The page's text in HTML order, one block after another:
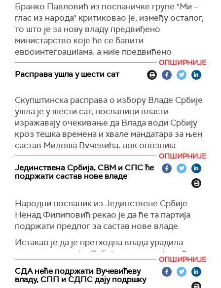
Бранко Павловић из посланичке групе "Ми –
глас из народа" критиковао је, између осталог,
то што је за нову владу предвиђено
министарство које ће се бавити
евроинтеграцијама, а није предвиђено
министарство за Косово и Метохију.
У свом излагању, Павловић је рекао да његова
ОПШИРНИЈЕ
Расправа ушла у шести сат
Скупштинска расправа о избору Владе Србије
ушла је у шести сат, посланици власти
изражавају очекивање да Влада води Србију
кроз тешка времена и хвале мандатара за њен
састав Милоша Вучевића, док опозција
износи низ критика о косовској политици,
спољној политици, као и о економији.
Посланик Зелено-левог фронта Добрица
да ова “Влада траје што краће, јер Србија као
земља са највећим неједнакостима не треба
таква да буде таква и у будућности“.
Он је рекао да се власт хвали да ће цена
ноћења у хотелу у "Београду на води" бити
450 евра, што је више од минималне зараде,
која не може да обезбеди ни минималну
ОПШИРНИЈЕ
Јединствена Србија, СВМ и СПС ће
подржати састав нове владе
Народни посланик из Јединствене Србије
Ненад Филиповић рекао је да ће та партија
подржати предлог за састав нове владе.
Истакао је да је претходна влада урадила
много тога и за југ Србије и да очекује да ће
бити урађен стари пут Лексовац–Врање, и да
ће се наставити са улагањима у Јабланички и
ОПШИРНИЈЕ
СДА неће подржати Вучевићеву
владу, СПП и СДПС дају подршку